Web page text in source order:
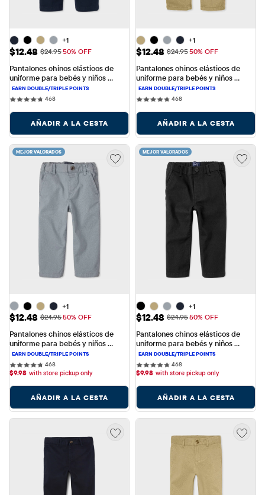
+1
Precio de venta: $12.48
$12.48 Precio original: $24.95
$24.9550% OFF
Pantalones chinos elásticos de
uniforme para bebés y niños
pequeños
468468 reviews
AÑADIR A LA CESTA
+1
Precio de venta: $12.48
$12.48 Precio original: $24.95
$24.9550% OFF
Pantalones chinos elásticos de
uniforme para bebés y niños
pequeños
468468 reviews
AÑADIR A LA CESTA
MEJOR VALORADOS
+1
Precio de venta: $12.48
$12.48 Precio original: $24.95
$24.9550% OFF
Pantalones chinos elásticos de
uniforme para bebés y niños
pequeños
468468 reviews
$9.98 with store pickup only
AÑADIR A LA CESTA
MEJOR VALORADOS
+1
Precio de venta: $12.48
$12.48 Precio original: $24.95
$24.9550% OFF
Pantalones chinos elásticos de
uniforme para bebés y niños
pequeños
468468 reviews
$9.98 with store pickup only
AÑADIR A LA CESTA